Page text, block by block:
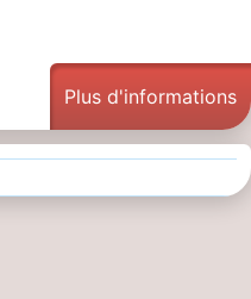
Plus d'informations